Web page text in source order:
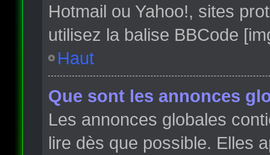
Hotmail ou Yahoo!, sites
utilisez la balise BBCode
Haut
Que sont les annonces
Les annonces globales
lire dès que possible. Elles